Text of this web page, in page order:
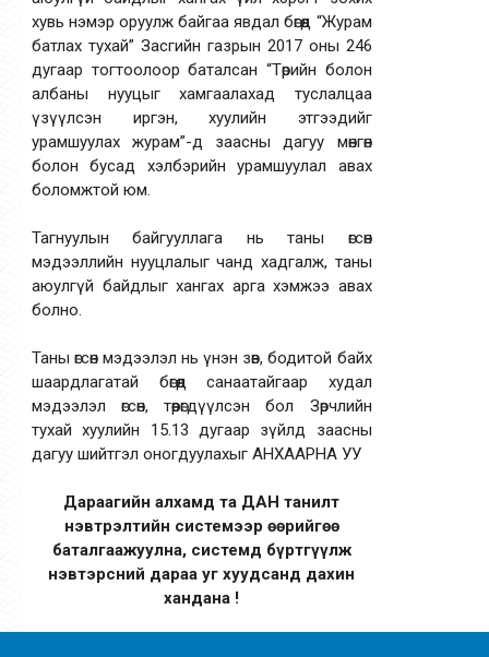
хувь нэмэр оруулж байгаа явдал бөгөөд “Журам
батлах тухай” Засгийн газрын 2017 оны 246
дугаар тогтоолоор баталсан “Төрийн болон
албаны нууцыг хамгаалахад туслалцаа
үзүүлсэн иргэн, хуулийн этгээдийг
урамшуулах журам”-д заасны дагуу мөнгөн
болон бусад хэлбэрийн урамшуулал авах
боломжтой юм.
Тагнуулын байгууллага нь таны өгсөн
мэдээллийн нууцлалыг чанд хадгалж, таны
аюулгүй байдлыг хангах арга хэмжээ авах
болно.
Таны өгсөн мэдээлэл нь үнэн зөв, бодитой байх
шаардлагатай бөгөөд санаатайгаар худал
мэдээлэл өгсөн, төөрөгдүүлсэн бол Зөрчлийн
тухай хуулийн 15.13 дугаар зүйлд заасны
дагуу шийтгэл оногдуулахыг АНХААРНА УУ
Дараагийн алхамд та ДАН танилт
нэвтрэлтийн системээр өөрийгөө
баталгаажуулна, системд бүртгүүлж
нэвтэрсний дараа уг хуудсанд дахин
хандана !